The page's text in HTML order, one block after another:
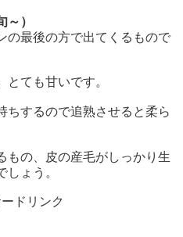
～）
の最後の方で出てくるもので
ても甘いです。
ちするので追熟させると柔ら
もの、皮の産毛がしっかり生
しょう。
ドリンク